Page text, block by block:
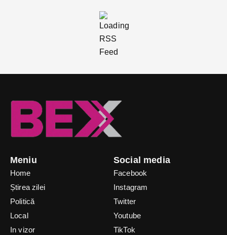
Meniu
Home
Știrea zilei
Politică
Local
In vizor
Social media
Facebook
Instagram
Twitter
Youtube
TikTok